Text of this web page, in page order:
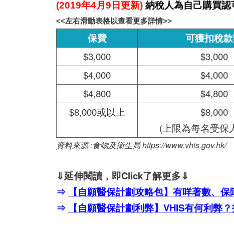
(2019年4月9日更新) 納稅人為自己購買認
<<左右滑動表格以查看更多詳情>>
保費 可獲扣稅
$3,000 $3,000
$4,000
$4,000
$4,800
$4,800
$8,000或以上
$8,000
(上限為每名受保
資料來源 :食物及衞生局https://www.vhis.gov.hk/
⇓延伸閱讀，即Click了解更多⇓
⇒
【自願醫保計劃攻略包】有咩著數、
⇒
【自願醫保計劃利弊】VHIS有何利弊